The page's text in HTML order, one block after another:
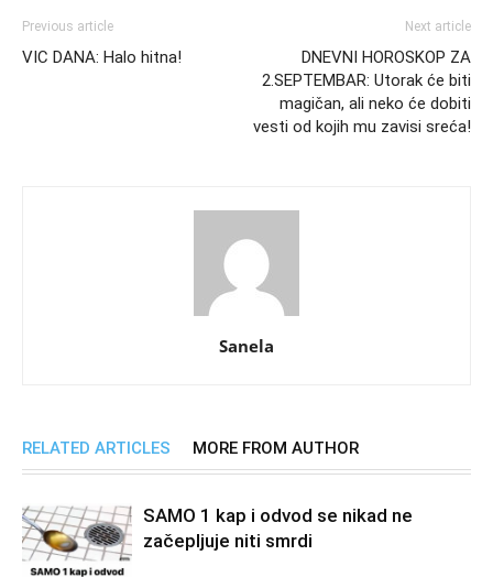
Previous article
VIC DANA: Halo hitna!
Next article
DNEVNI HOROSKOP ZA
2.SEPTEMBAR: Utorak će biti
magičan, ali neko će dobiti
vesti od kojih mu zavisi sreća!
Sanela
RELATED ARTICLES MORE FROM AUTHOR
SAMO 1 kap i odvod se nikad ne
začepljuje niti smrdi